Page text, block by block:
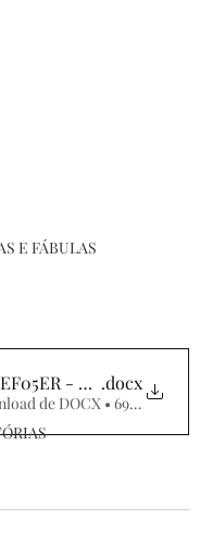
E FÁBULAS
- TRADIÇÕES
.docx
de DOCX • 69KB